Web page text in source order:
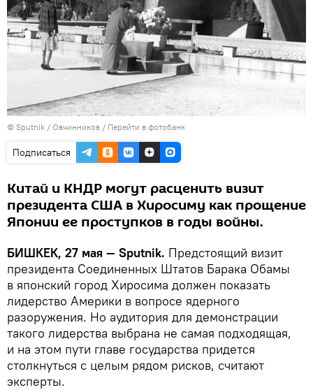
© Sputnik / Овчинников / Перейти в фотобанк
Подписаться
Китай и КНДР могут расценить визит
президента США в Хиросиму как прощение
Японии ее проступков в годы войны.
БИШКЕК, 27 мая — Sputnik. Предстоящий визит
президента Соединенных Штатов Барака Обамы
в японский город Хиросима должен показать
лидерство Америки в вопросе ядерного
разоружения. Но аудитория для демонстрации
такого лидерства выбрана не самая подходящая,
и на этом пути главе государства придется
столкнуться с целым рядом рисков, считают
эксперты.